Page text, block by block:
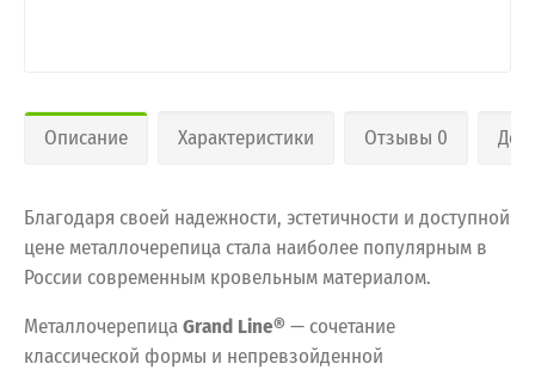
Описание Характеристики Отзывы 0
Благодаря своей надежности, эстетичности и доступной
цене металлочерепица стала наиболее популярным в
России современным кровельным материалом.
МеталлочерепицаGrand Line® — сочетание
классической формы и непревзойденной